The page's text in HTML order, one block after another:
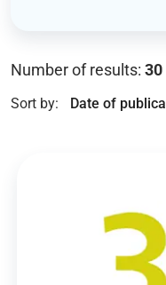
Number of results: 30
Sort by: